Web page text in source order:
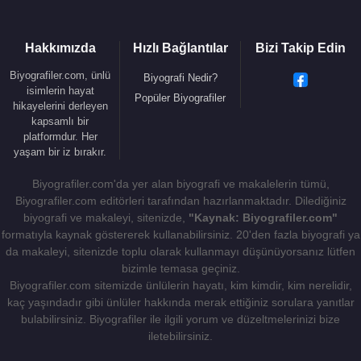
1988 - Seviyorum İşte
1989 - Benimle Evlenir misin
1990 - Vurgun
1991 - Aklım Çıkıyor
1996 - Metin Milli '96
2001 - Şarkılarım
Kaynak:Biyografiler.com
Hakkımızda
Biyografiler.com, ünlü
isimlerin hayat
hikayelerini derleyen
kapsamlı bir
platformdur. Her
yaşam bir iz bırakır.
Hızlı Bağlantılar
Biyografi Nedir?
Popüler Biyografiler
Bizi Takip Edin
Biyografiler.com'da yer alan biyografi ve makalelerin tümü,
Biyografiler.com editörleri tarafından hazırlanmaktadır. Dilediğiniz
biyografi ve makaleyi, sitenizde, "Kaynak: Biyografiler.com"
formatıyla kaynak göstererek kullanabilirsiniz. 20'den fazla biyografi ya
da makaleyi, sitenizde toplu olarak kullanmayı düşünüyorsanız lütfen
bizimle temasa geçiniz.
Biyografiler.com sitemizde ünlülerin hayatı, kim kimdir, kim nerelidir,
kaç yaşındadır gibi ünlüler hakkında merak ettiğiniz sorulara yanıtlar
bulabilirsiniz. Biyografiler ile ilgili yorum ve düzeltmelerinizi bize
iletebilirsiniz.